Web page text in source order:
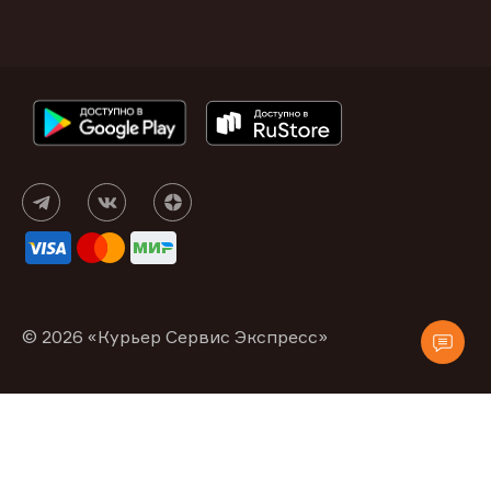
© 2026 «Курьер Сервис Экспресс»